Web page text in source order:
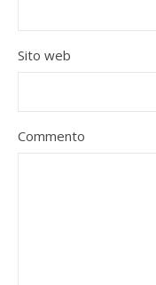
Sito web
Commento